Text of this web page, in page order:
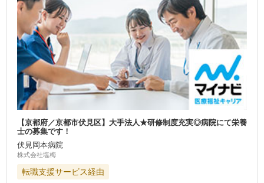
【京都府／京都市伏見区】大手法人★研修制度充実◎病院にて栄養
士の募集です！
伏見岡本病院
株式会社塩梅
転職支援サービス経由